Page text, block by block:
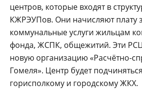
центров, которые входят в
КЖРЭУПов. Они начисляют плату
коммунальные услуги жильцам
фонда, ЖСПК, общежитий. Эти
новую организацию «Расчётно-
Гомеля». Центр будет
горисполкому и город­скому ЖКХ.